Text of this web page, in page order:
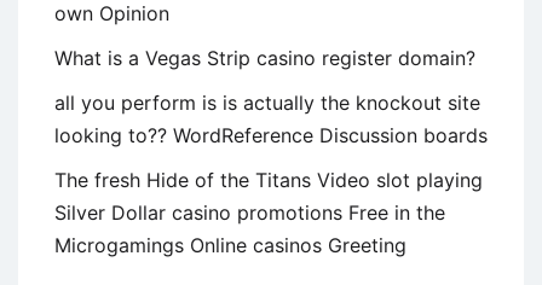
own Opinion
What is a Vegas Strip casino register domain?
all you perform is is actually the knockout site
looking to?? WordReference Discussion boards
The fresh Hide of the Titans Video slot playing
Silver Dollar casino promotions Free in the
Microgamings Online casinos Greeting